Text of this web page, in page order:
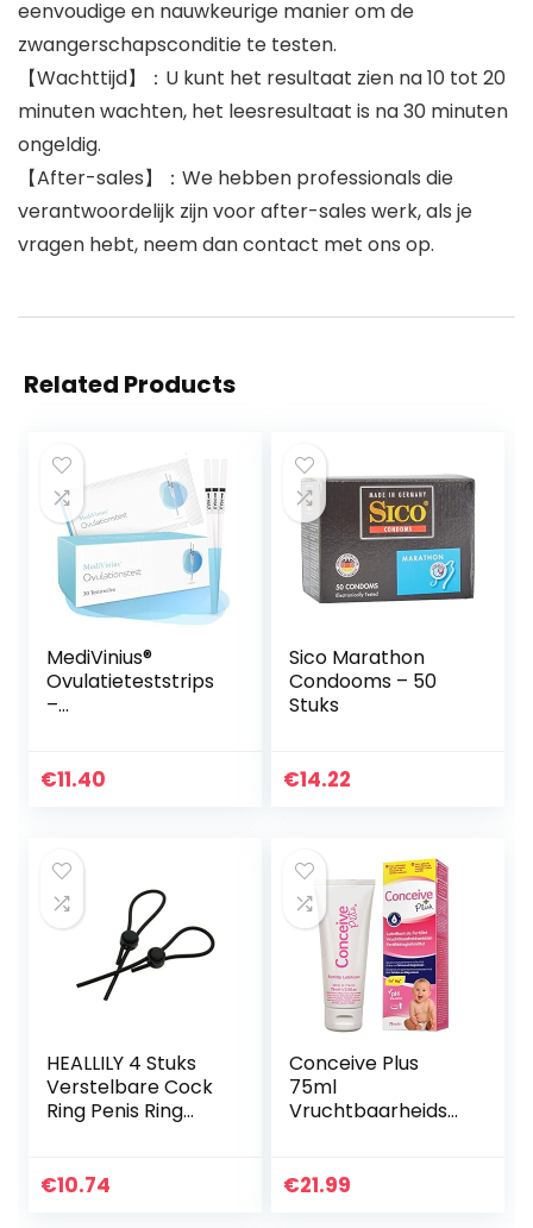
eenvoudige en nauwkeurige manier om de
zwangerschapsconditie te testen.
【Wachttijd】：U kunt het resultaat zien na 10 tot 20
minuten wachten, het leesresultaat is na 30 minuten
ongeldig.
【After-sales】：We hebben professionals die
verantwoordelijk zijn voor after-sales werk, als je
vragen hebt, neem dan contact met ons op.
Related Products
MediVinius®
Ovulatieteststrips
–
ijsdrukteststrips –
€11.40
Sico Marathon
Condooms – 50
Stuks
€14.22
HEALLILY 4 Stuks
Verstelbare Cock
Ring Penis Ring
Elektronische
€10.74
Conceive Plus
75ml
Vruchtbaarheidsm
€21.99